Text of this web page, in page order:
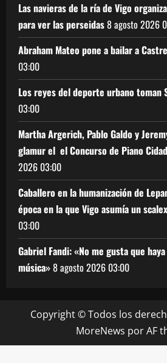
Las navieras de la ría de Vigo
para ver las perseidas8 agosto 2026
Abraham Mateo pone a bailar a
03:00
Los reyes del deporte urbano toman
03:00
Martha Argerich, Pablo Galdo y
glamur el el Concurso de Piano
2026 03:00
Caballero en la humanización de
época en la que Vigo asumía un
03:00
Gabriel Fandi: «No me gusta que
música»8 agosto 2026 03:00
Copyright © Todos los
MoreNews por AF